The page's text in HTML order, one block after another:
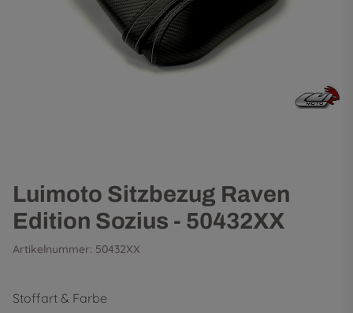
Luimoto Sitzbezug Raven
Edition Sozius - 50432XX
Artikelnummer: 50432XX
Stoffart & Farbe